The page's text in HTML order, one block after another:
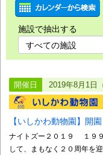
施設で抽出する
開催日 2019年8月1日
【いしかわ動物園】開
ナイトズー２０１９ １９
して、まもなく２０周年を